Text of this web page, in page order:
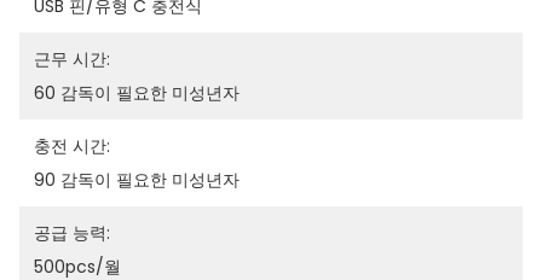
USB 핀/유형 C 충전식
근무 시간:
60 감독이 필요한 미성년자
충전 시간:
90 감독이 필요한 미성년자
공급 능력:
500pcs/월